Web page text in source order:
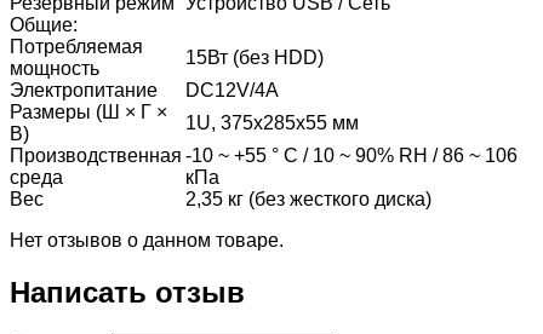
Общие:
Потребляемая
мощность
15Вт (без HDD)
Электропитание
DC12V/4A
Размеры (Ш × Г ×
В)
1U, 375x285x55 мм
Производственная
среда
-10 ~ +55 ° C / 10 ~ 90% RH / 86 ~ 106
кПа
Вес
2,35 кг (без жесткого диска)
Нет отзывов о данном товаре.
Написать отзыв